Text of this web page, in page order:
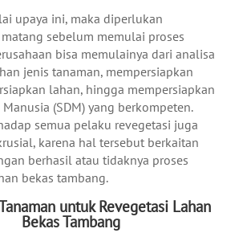
upaya ini, maka diperlukan
sebelum memulai proses
bisa memulainya dari analisa
jenis tanaman, mempersiapkan
lahan, hingga mempersiapkan
Manusia (SDM) yang berkompeten.
semua pelaku revegetasi juga
karena hal tersebut berkaitan
berhasil atau tidaknya proses
bekas tambang.
untuk Revegetasi Lahan
Bekas Tambang